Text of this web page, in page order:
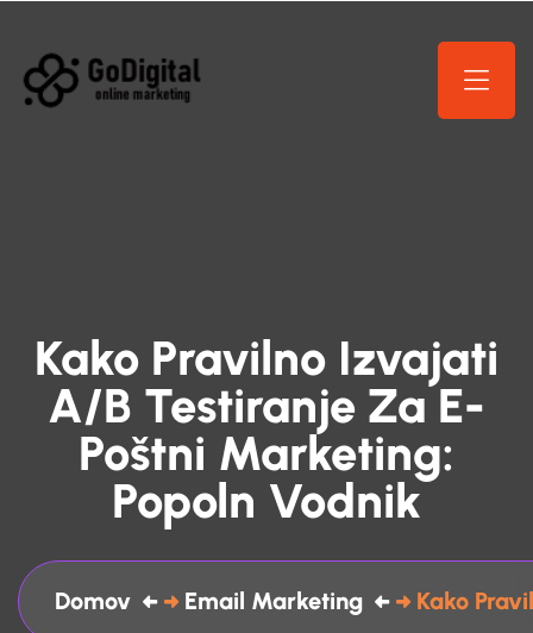
Kako Pravilno Izvajati
A/B Testiranje Za E-
Poštni Marketing:
Popoln Vodnik
Domov Email Marketing Kako